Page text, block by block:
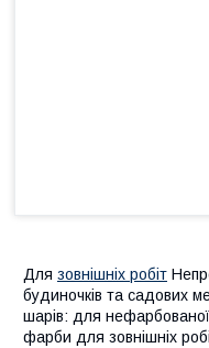
Для зовнішніх робіт
будиночків та садових
шарів: для
фарби для зовнішніх